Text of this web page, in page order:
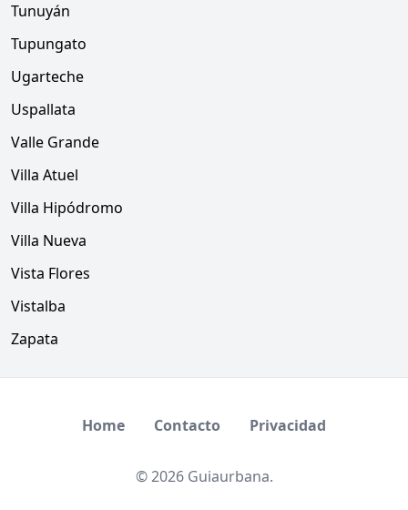
Tunuyán
Tupungato
Ugarteche
Uspallata
Valle Grande
Villa Atuel
Villa Hipódromo
Villa Nueva
Vista Flores
Vistalba
Zapata
Home Contacto Privacidad
© 2026 Guiaurbana.